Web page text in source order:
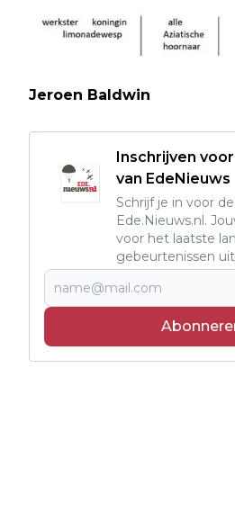
Jeroen Baldwin
Inschrijven
van EdeNieuws
Schrijf je in voor
Ede.Nieuws.nl.
voor het laatste
gebeurtenissen